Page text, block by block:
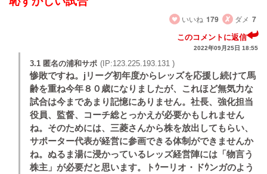
いいね 179 ダメ 7
このコメントに返信
2022年09月25日 18:55
3.1 匿名の浦和サポ (IP:123.225.193.131 )
惨敗ですね。jリーグ初年度からレッズを応援し続けて馬
齢を重ね今年８０歳になりましたが、これほど無気力な
試合は今まであまり記憶にありません。社長、強化担当
役員、監督、コーチ総とっかえが必要かもしれません
ね。そのためには、三菱さんから株を放出してもらい、
サポーター代表が経営に参画できる体制ができませんか
ね。ぬるま湯に浸かっているレッズ経営陣には「物言う
株主」が必要だと思います。トｳーリオ・ドｳンガのよう